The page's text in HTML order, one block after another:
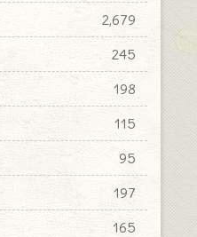
2,679
245
198
115
95
197
165